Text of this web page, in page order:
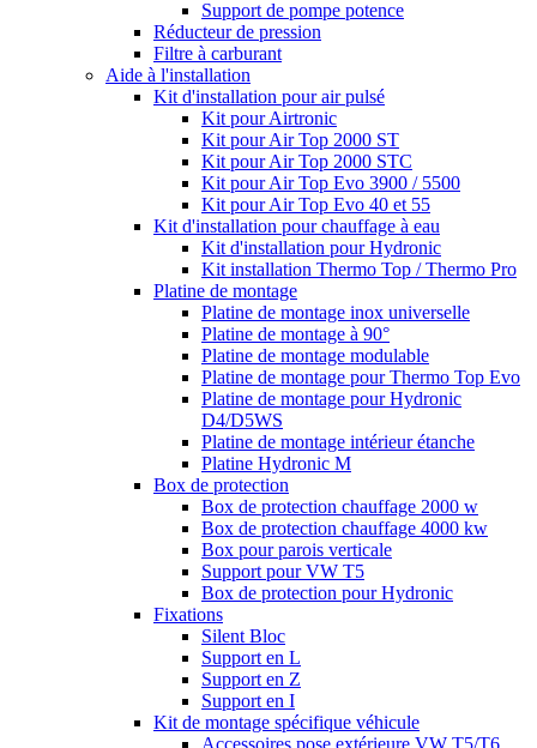
Support de pompe potence
Réducteur de pression
Filtre à carburant
Aide à l'installation
Kit d'installation pour air pulsé
Kit pour Airtronic
Kit pour Air Top 2000 ST
Kit pour Air Top 2000 STC
Kit pour Air Top Evo 3900 / 5500
Kit pour Air Top Evo 40 et 55
Kit d'installation pour chauffage à eau
Kit d'installation pour Hydronic
Kit installation Thermo Top / Thermo Pro
Platine de montage
Platine de montage inox universelle
Platine de montage à 90°
Platine de montage modulable
Platine de montage pour Thermo Top Evo
Platine de montage pour Hydronic
D4/D5WS
Platine de montage intérieur étanche
Platine Hydronic M
Box de protection
Box de protection chauffage 2000 w
Box de protection chauffage 4000 kw
Box pour parois verticale
Support pour VW T5
Box de protection pour Hydronic
Fixations
Silent Bloc
Support en L
Support en Z
Support en I
Kit de montage spécifique véhicule
Accessoires pose extérieure VW T5/T6